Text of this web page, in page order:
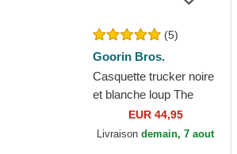
(5)
Goorin Bros.
Casquette trucker noire
et blanche loup The
Lone Wolf The Farm
Goorin Bros.
EUR 44,95
Livraisondemain, 7 aout